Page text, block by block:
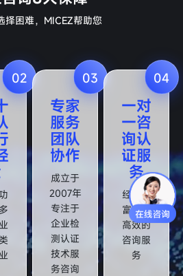
择困难，MICEZ帮助您
02 03
专家
服务
团队
协作
成立于
2007年
专注于
企业检
测认证
技术服
务咨询
04
一对
一咨
询认
证服
务
经验丰
富团队
高效的
咨询服
务